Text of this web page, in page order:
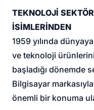
TEKNOLOJİ
İSİMLERİNDEN
1959 yılında
ve teknoloji
başladığı dönemde
Bilgisayar
önemli bir konuma